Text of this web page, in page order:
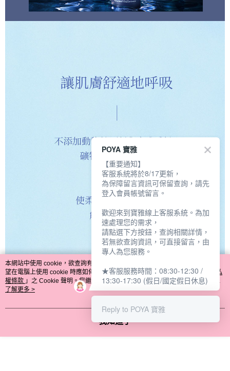
本網站中使用 cookie，欲查詢有關本網站使用 cookie 方式之詳情，及若您不希
望在電腦上使用 cookie 時應如何變更電腦的 cookie 設定，請參閱本網站「
隱私
權條款 」之 Cookie 聲明。您繼續使用本網站即表示您同意本公司得按本網站使
用條款之 Cookie 聲明使用 cookie。
了解更多 >
我知道了
POYA 寶雅
【重要通知】
客服系統將於8/17更新，
為保障留言資訊可保留查詢，請先
登入會員帳號留言。
歡迎來到寶雅線上客服系統。為加
速處理您的需求，
請點選下方按鈕，查詢相關詳情，
若無欲查詢資訊，可直接留言，由
專人為您服務。
★客服服務時間：08:30-12:30 /
13:30-17:30 (假日/國定假日休息)
Reply to POYA 寶雅